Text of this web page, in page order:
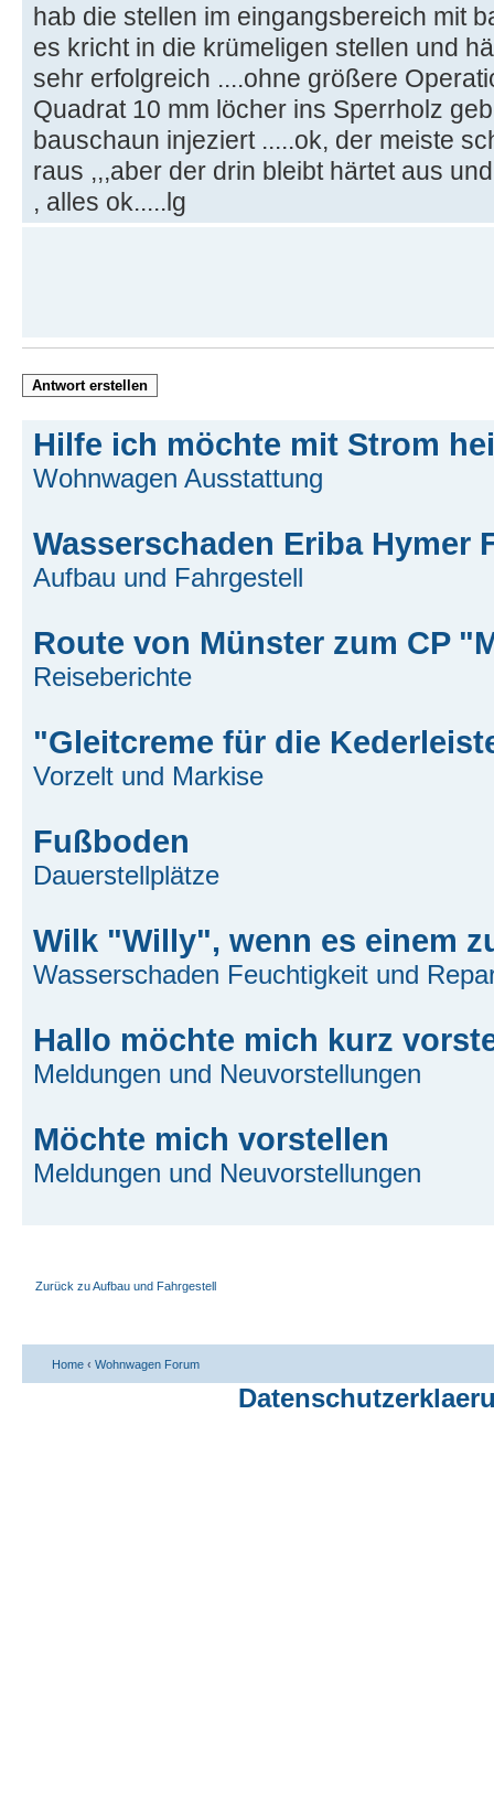
hab die stellen im eingangsbereich mit
es kricht in die krümeligen stellen und
sehr erfolgreich ....ohne größere
Quadrat 10 mm löcher ins Sperrholz
bauschaun injeziert .....ok, der meiste
raus ,,,aber der drin bleibt härtet aus
, alles ok.....lg
Antwort erstellen
Hilfe ich möchte mit Strom
Wohnwagen Ausstattung
Wasserschaden Eriba Hymer
Aufbau und Fahrgestell
Route von Münster zum CP
Reiseberichte
"Gleitcreme für die
Vorzelt und Markise
Fußboden
Dauerstellplätze
Wilk "Willy", wenn es einem
Wasserschaden Feuchtigkeit und
Hallo möchte mich kurz
Meldungen und Neuvorstellungen
Möchte mich vorstellen
Meldungen und Neuvorstellungen
Zurück zu Aufbau und Fahrgestell
Home ‹ Wohnwagen Forum